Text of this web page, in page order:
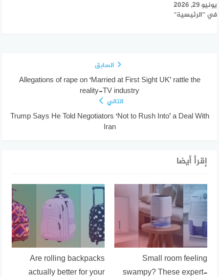
يونيو 29, 2026
في "الرئيسية"
السابق
Allegations of rape on ‘Married at First Sight UK’ rattle the
reality-TV industry
التالي
Trump Says He Told Negotiators ‘Not to Rush Into’ a Deal With
Iran
إقرأ أيضا
Small room feeling
swampy? These expert-
Are rolling backpacks
actually better for your